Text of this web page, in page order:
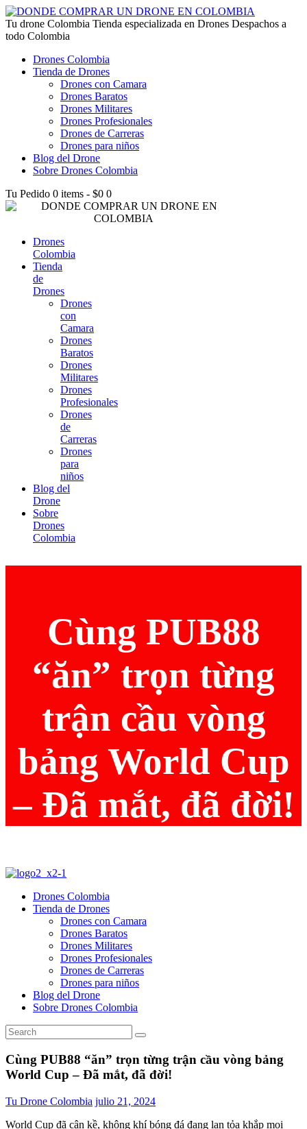
Tu drone Colombia Tienda especializada en Drones Despachos a
todo Colombia
Drones Colombia
Tienda de Drones
Drones con Camara
Drones Baratos
Drones Militares
Drones Profesionales
Drones de Carreras
Drones para niños
Blog del Drone
Sobre Drones Colombia
Tu Pedido 0 items - $0 0
Drones
Colombia
Tienda
de
Drones
Drones
con
Camara
Drones
Baratos
Drones
Militares
Drones
Profesionales
Drones
de
Carreras
Drones
para
niños
Blog del
Drone
Sobre
Drones
Colombia
Cùng PUB88
“ăn” trọn từng
trận cầu vòng
bảng World Cup
– Đã mắt, đã đời!
Drones Colombia
Tienda de Drones
Drones con Camara
Drones Baratos
Drones Militares
Drones Profesionales
Drones de Carreras
Drones para niños
Blog del Drone
Sobre Drones Colombia
Cùng PUB88 “ăn” trọn từng trận cầu vòng bảng
World Cup – Đã mắt, đã đời!
Tu Drone Colombia julio 21, 2024
World Cup đã cận kề, không khí bóng đá đang lan tỏa khắp mọi